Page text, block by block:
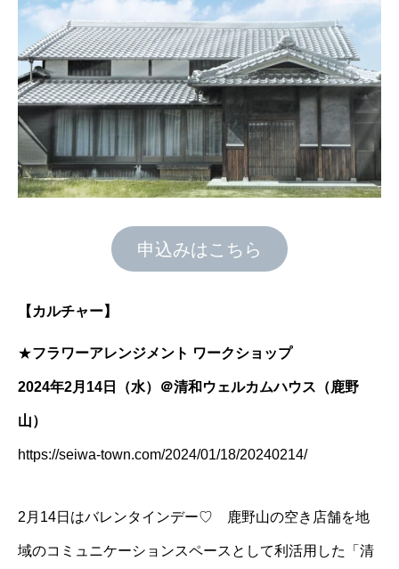
申込みはこちら
【カルチャー】
★フラワーアレンジメント ワークショップ
2024年2月14日（水）＠清和ウェルカムハウス（鹿野
山）
https://seiwa-town.com/2024/01/18/20240214/
2月14日はバレンタインデー♡ 鹿野山の空き店舗を地
域のコミュニケーションスペースとして利活用した「清